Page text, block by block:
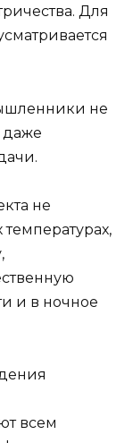
Для
не
даже
не
и в ночное
всем